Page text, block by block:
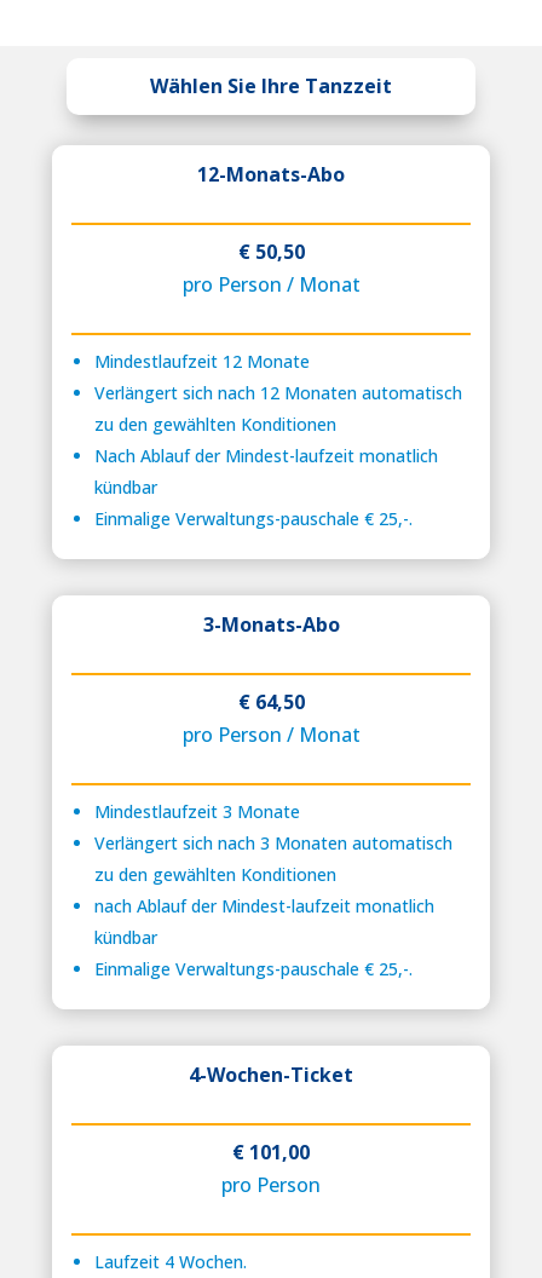
Wählen Sie Ihre Tanzzeit
12-Monats-Abo
€ 50,50
pro Person / Monat
Mindestlaufzeit 12 Monate
Verlängert sich nach 12 Monaten automatisch
zu den gewählten Konditionen
Nach Ablauf der Mindest-laufzeit monatlich
kündbar
Einmalige Verwaltungs-pauschale € 25,-.
3-Monats-Abo
€ 64,50
pro Person / Monat
Mindestlaufzeit 3 Monate
Verlängert sich nach 3 Monaten automatisch
zu den gewählten Konditionen
nach Ablauf der Mindest-laufzeit monatlich
kündbar
Einmalige Verwaltungs-pauschale € 25,-.
4-Wochen-Ticket
€ 101,00
pro Person
Laufzeit 4 Wochen.